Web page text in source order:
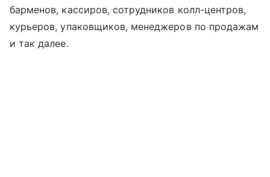
барменов, кассиров, сотрудников колл-центров,
курьеров, упаковщиков, менеджеров по продажам
и так далее.